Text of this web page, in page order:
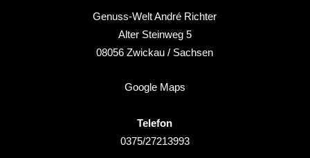
Genuss-Welt André Richter
Alter Steinweg 5
08056 Zwickau / Sachsen
Google Maps
Telefon
0375/27213993